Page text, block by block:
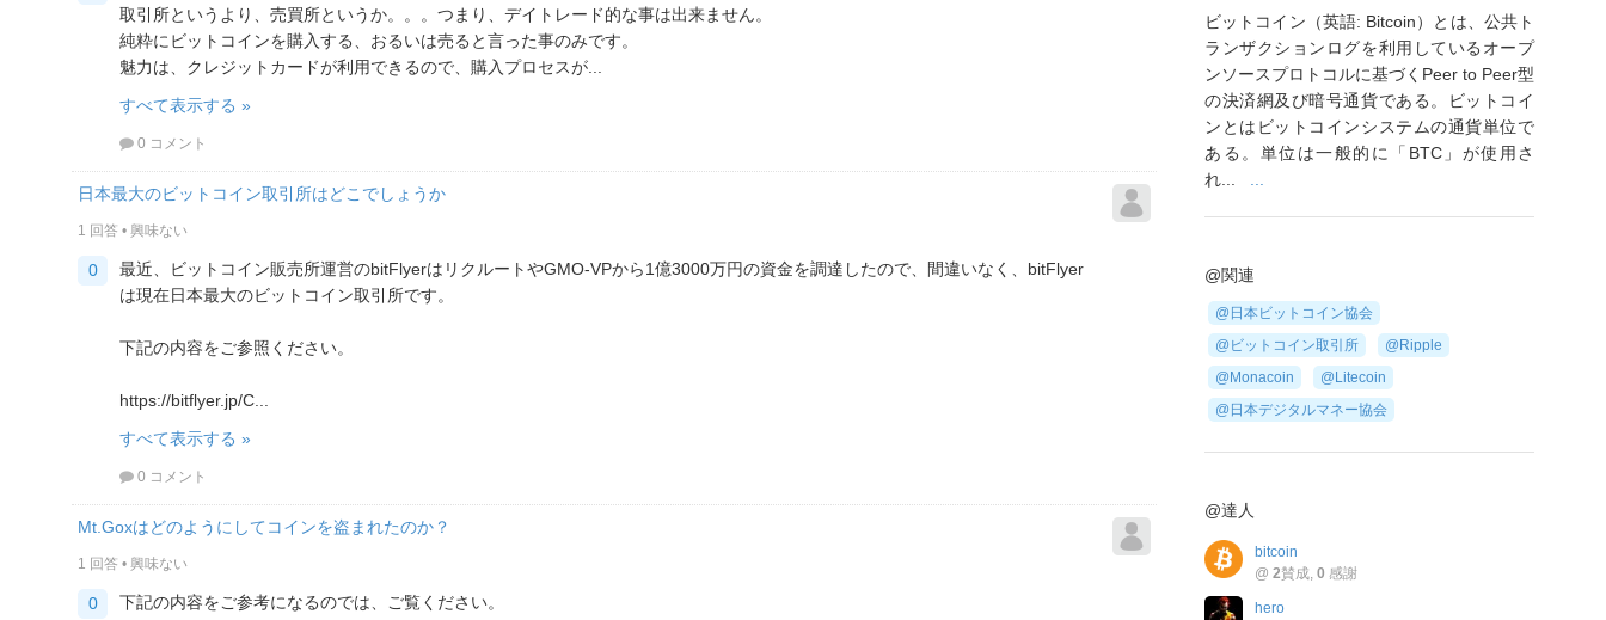
取引所というより、売買所というか。。。つまり、デイトレード的な事は出来ません。
純粋にビットコインを購入する、おるいは売ると言った事のみです。
魅力は、クレジットカードが利用できるので、購入プロセスが...
すべて表示する »
0 コメント
日本最大のビットコイン取引所はどこでしょうか
1 回答 • 興味ない
0
最近、ビットコイン販売所運営のbitFlyerはリクルートやGMO-VPから1億3000万円の資金を調達したので、間違いなく、bitFlyer
は現在日本最大のビットコイン取引所です。
下記の内容をご参照ください。
https://bitflyer.jp/C...
すべて表示する »
0 コメント
Mt.Goxはどのようにしてコインを盗まれたのか？
1 回答 • 興味ない
0 下記の内容をご参考になるのでは、ご覧ください。
ビットコイン（英語: Bitcoin）とは、公共ト
ランザクションログを利用しているオープ
ンソースプロトコルに基づくPeer to Peer型
の決済網及び暗号通貨である。ビットコイ
ンとはビットコインシステムの通貨単位で
ある。単位は一般的に「BTC」が使用さ
れ...
@関連
@日本ビットコイン協会
@ビットコイン取引所
@Ripple
@Monacoin
@Litecoin
@日本デジタルマネー協会
@達人
bitcoin
@ 2賛成, 0 感謝
hero